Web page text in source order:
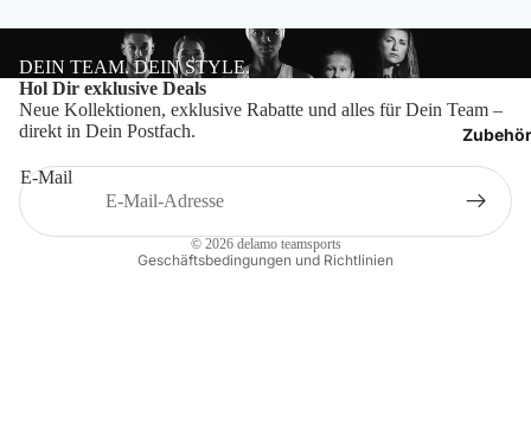
Hosen
Shorts
Zubehör
DEIN TEAM. DEIN STYLE.
Hol Dir exklusive Deals
Neue Kollektionen, exklusive Rabatte und alles für Dein Team –
direkt in Dein Postfach.
E-Mail
© 2026 delamo teamsports
Geschäftsbedingungen und Richtlinien
Datenschutzerklärung
Impressum
Kontaktinformationen